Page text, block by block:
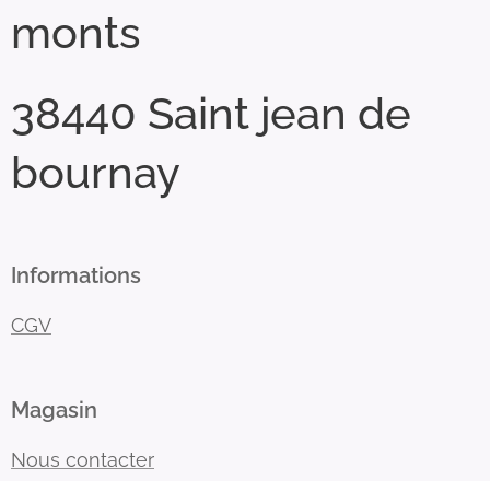
monts
38440 Saint jean de
bournay
Informations
CGV
Magasin
Nous contacter